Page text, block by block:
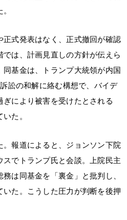
式発表はなく、正式撤回が確認
は、計画見直しの方針が伝えら
基金は、トランプ大統領が内国
訟の和解に絡む構想で、バイデ
により被害を受けたとされる
た。
。報道によると、ジョンソン下院
でトランプ氏と会談。上院民主
は同基金を「裏金」と批判し、
た。こうした圧力が判断を後押